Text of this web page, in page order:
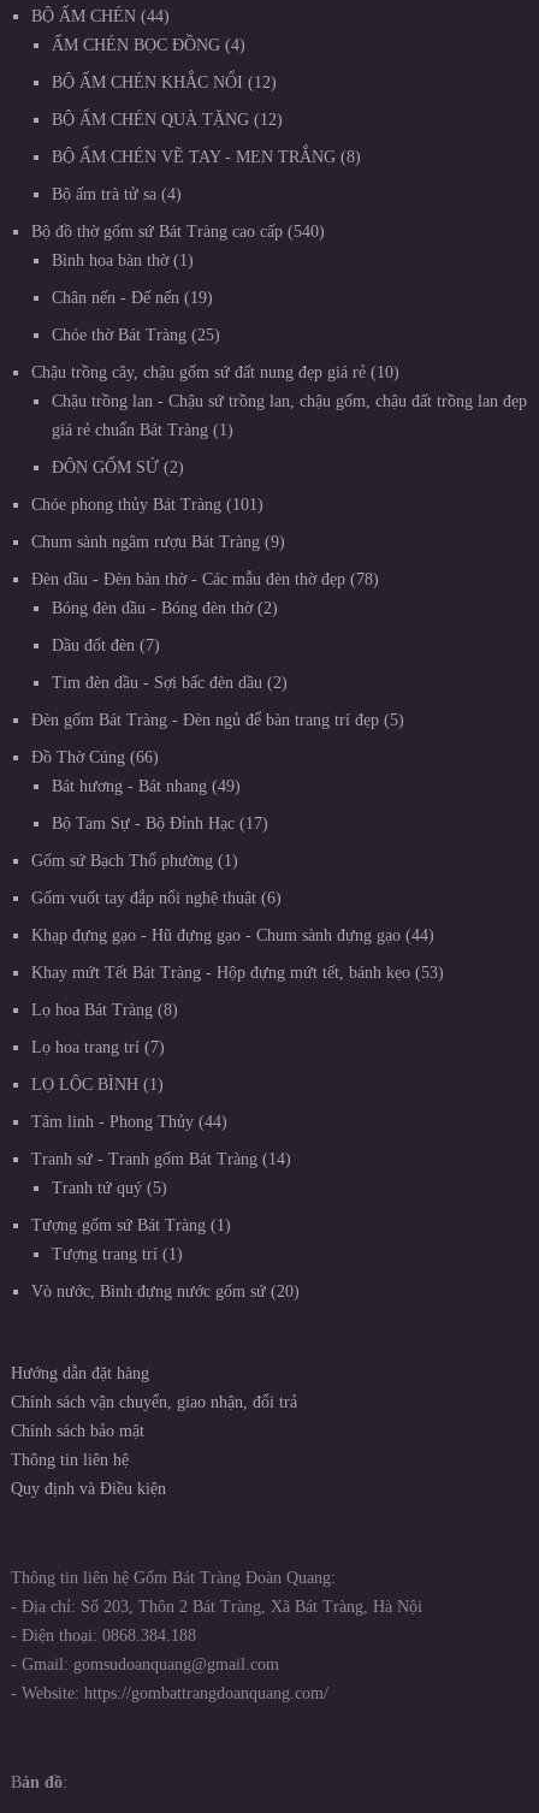
BỘ ẤM CHÉN
44
ẤM CHÉN BỌC ĐỒNG
4
BỘ ẤM CHÉN KHẮC NỔI 12
BỘ ẤM CHÉN QUÀ TẶNG 12
BỘ ẤM CHÉN VẼ TAY - MEN TRẮNG 8
Bộ ấm trà tử sa 4
Bộ đồ thờ gốm sứ Bát Tràng cao cấp
540
Bình hoa bàn thờ
1
Chân nến - Đế nến 19
Chóe thờ Bát Tràng 25
Chậu trồng cây, chậu gốm sứ đất nung đẹp giá rẻ
10
Chậu trồng lan - Chậu sứ trồng lan, chậu gốm, chậu đất trồng lan đẹp
giá rẻ chuẩn Bát Tràng
1
ĐÔN GỐM SỨ 2
Chóe phong thủy Bát Tràng 101
Chum sành ngâm rượu Bát Tràng 9
Đèn dầu - Đèn bàn thờ - Các mẫu đèn thờ đẹp
78
Bóng đèn dầu - Bóng đèn thờ
2
Dầu đốt đèn 7
Tim đèn dầu - Sợi bấc đèn dầu 2
Đèn gốm Bát Tràng - Đèn ngủ để bàn trang trí đẹp 5
Đồ Thờ Cúng
66
Bát hương - Bát nhang
49
Bộ Tam Sự - Bộ Đỉnh Hạc 17
Gốm sứ Bạch Thổ phường 1
Gốm vuốt tay đắp nổi nghệ thuật 6
Khạp đựng gạo - Hũ đựng gạo - Chum sành đựng gạo 44
Khay mứt Tết Bát Tràng - Hộp đựng mứt tết, bánh kẹo 53
Lọ hoa Bát Tràng 8
Lọ hoa trang trí 7
LỌ LỘC BÌNH 1
Tâm linh - Phong Thủy 44
Tranh sứ - Tranh gốm Bát Tràng
14
Tranh tứ quý
5
Tượng gốm sứ Bát Tràng
1
Tượng trang trí
1
Vò nước, Bình đựng nước gốm sứ 20
Hướng dẫn đặt hàng
Chính sách vận chuyển, giao nhận, đổi trả
Chính sách bảo mật
Thông tin liên hệ
Quy định và Điều kiện
Thông tin liên hệ Gốm Bát Tràng Đoàn Quang:
- Địa chỉ: Số 203, Thôn 2 Bát Tràng, Xã Bát Tràng, Hà Nội
- Điện thoại: 0868.384.188
- Gmail: gomsudoanquang@gmail.com
- Website: https://gombattrangdoanquang.com/
Bản đồ: